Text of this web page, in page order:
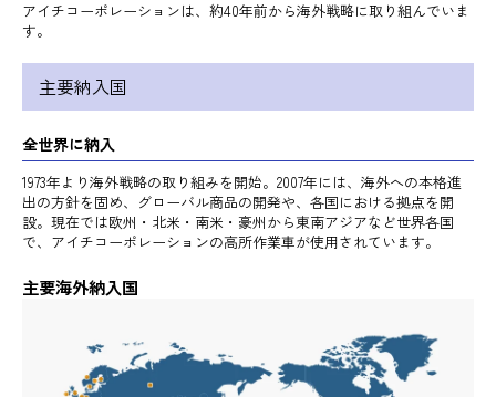
アイチコーポレーションは、約40年前から海外戦略に取り組んでいま
す。
主要納入国
全世界に納入
1973年より海外戦略の取り組みを開始。2007年には、海外への本格進
出の方針を固め、グローバル商品の開発や、各国における拠点を開
設。現在では欧州・北米・南米・豪州から東南アジアなど世界各国
で、アイチコーポレーションの高所作業車が使用されています。
主要海外納入国